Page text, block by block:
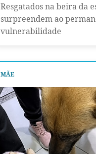
Resgatados na beira da
surpreendem ao
vulnerabilidade
MÃE